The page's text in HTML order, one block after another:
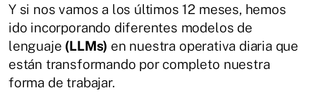
Y si nos vamos a los últimos 12 meses, hemos
ido incorporando diferentes modelos de
lenguaje (LLMs) en nuestra operativa diaria que
están transformando por completo nuestra
forma de trabajar.